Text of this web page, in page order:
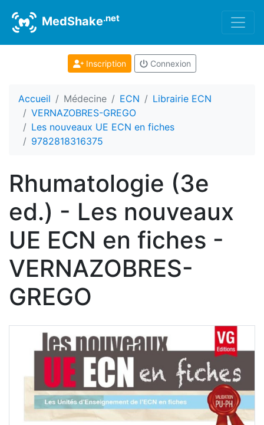
MedShake.net
Inscription Connexion
Accueil Médecine ECN
Librairie ECN
VERNAZOBRES-GREGO
Les nouveaux UE ECN en fiches
9782818316375
Rhumatologie (3e
ed.) - Les nouveaux
UE ECN en fiches -
VERNAZOBRES-
GREGO